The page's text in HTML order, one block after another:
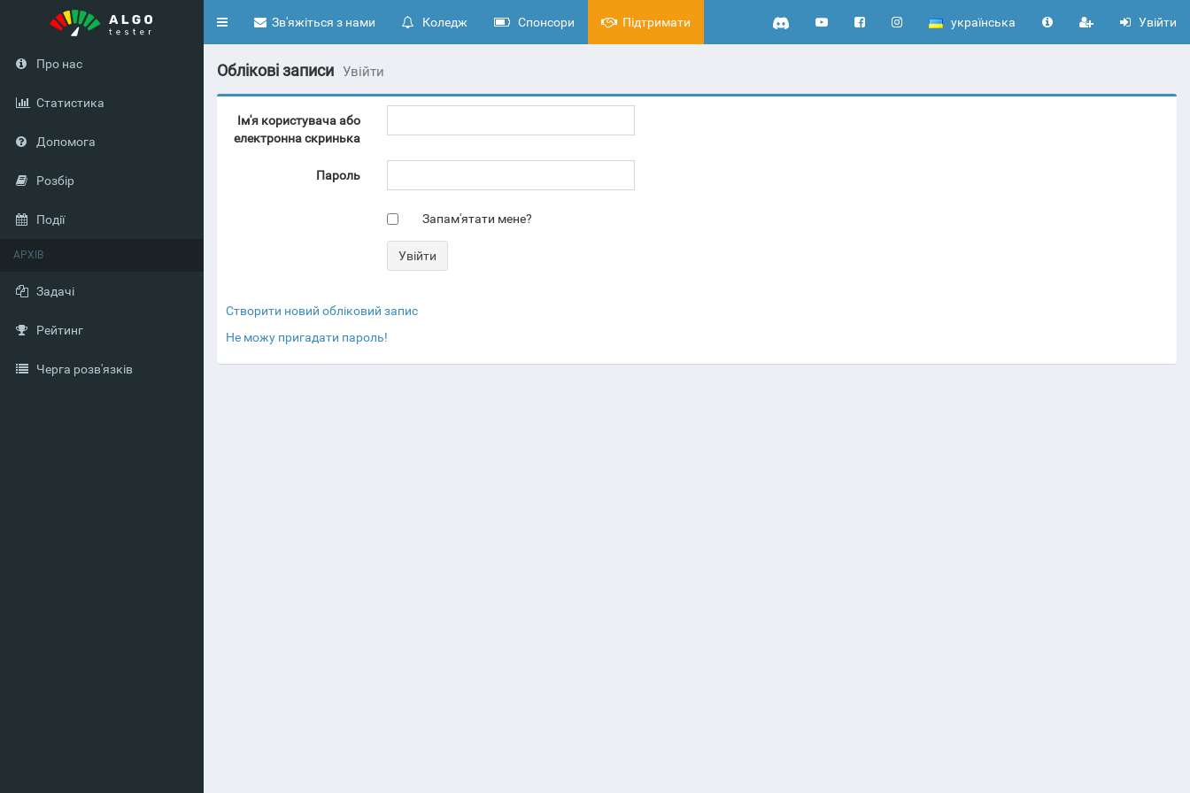
Toggle
українська Увійти
Зв'яжіться з нами Коледж Спонсори Підтримати
Про нас
Статистика
Допомога
Розбір
Події
АРХІВ
Задачі
Рейтинг
Черга розв'язків
Облікові записи Увійти
Ім'я користувача або
електронна скринька
Пароль
Запам'ятати мене?
Створити новий обліковий запис
Не можу пригадати пароль!